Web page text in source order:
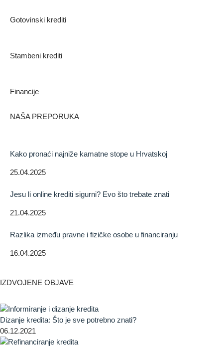
Gotovinski krediti
Stambeni krediti
Financije
NAŠA PREPORUKA
Kako pronaći najniže kamatne stope u Hrvatskoj
25.04.2025
Jesu li online krediti sigurni? Evo što trebate znati
21.04.2025
Razlika između pravne i fizičke osobe u financiranju
16.04.2025
IZDVOJENE OBJAVE
Dizanje kredita: Što je sve potrebno znati?
06.12.2021